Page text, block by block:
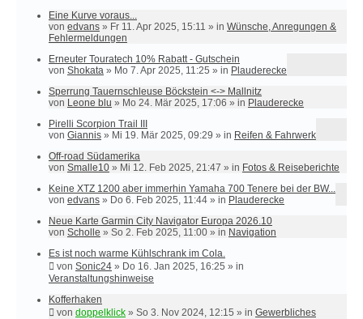
Eine Kurve voraus...
von edvans » Fr 11. Apr 2025, 15:11 » in Wünsche, Anregungen &
Fehlermeldungen
Erneuter Touratech 10% Rabatt - Gutschein
von Shokata » Mo 7. Apr 2025, 11:25 » in Plauderecke
Sperrung Tauernschleuse Böckstein <-> Mallnitz
von Leone blu » Mo 24. Mär 2025, 17:06 » in Plauderecke
Pirelli Scorpion Trail III
von Giannis » Mi 19. Mär 2025, 09:29 » in Reifen & Fahrwerk
Off-road Südamerika
von Smalle10 » Mi 12. Feb 2025, 21:47 » in Fotos & Reiseberichte
Keine XTZ 1200 aber immerhin Yamaha 700 Tenere bei der BW...
von edvans » Do 6. Feb 2025, 11:44 » in Plauderecke
Neue Karte Garmin City Navigator Europa 2026.10
von Scholle » So 2. Feb 2025, 11:00 » in Navigation
Es ist noch warme Kühlschrank im Cola.
von Sonic24 » Do 16. Jan 2025, 16:25 » in
Veranstaltungshinweise
Kofferhaken
von doppelklick » So 3. Nov 2024, 12:15 » in Gewerbliches